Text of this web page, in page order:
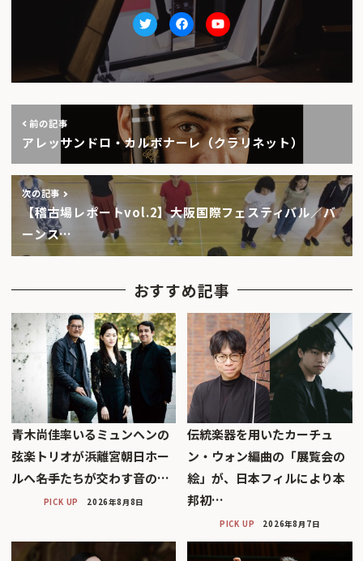
TwitterfacebookYoutube
前の記事
アレッサンドロ・カルボナーレ（クラリネット）
次の記事
【稽古場レポートvol.2】大阪国際フェスティバル／バ
ーンス…
おすすめ記事
青木尚佳率いるミュンヘンの
弦楽トリオが浜離宮朝日ホー
ルへ――名手たちが交わす音の…
PICK UP 2026年8月8日
伝統楽器を用いたカーチュ
ン・ウォン編曲の「展覧会の
絵」が、日本フィルにより本
邦初…
PICK UP 2026年8月7日